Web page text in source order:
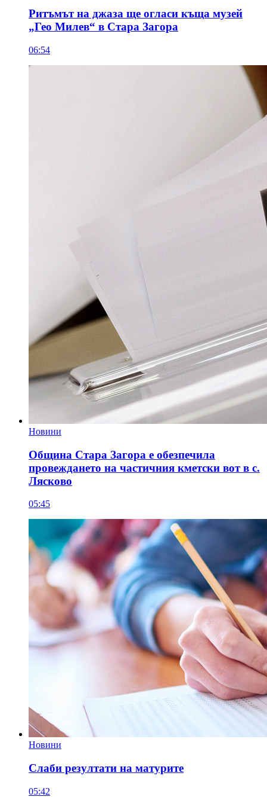
Ритъмът на джаза ще огласи къща музей
„Гео Милев“ в Стара Загора
06:54
Новини
Община Стара Загора е обезпечила
провеждането на частичния кметски вот в с.
Лясково
05:45
Новини
Слаби резултати на матурите
05:42